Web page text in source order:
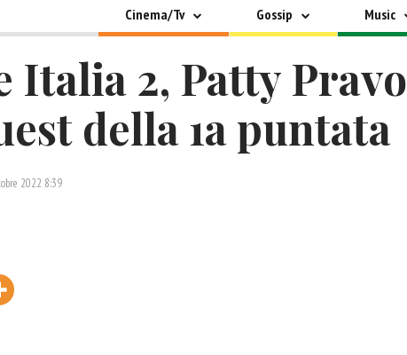
Cinema/Tv Gossip Music
Italia 2, Patty Pravo
della 1a puntata
2022 8:39